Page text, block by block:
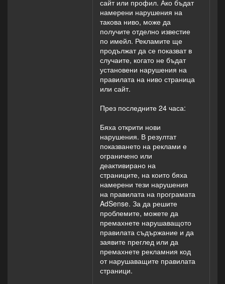
сайт или профил. Ако бъдат
намерени нарушения на
такова ниво, може да
получите отделно известие
по имейл. Рекламите ще
продължат да се показват в
случаите, когато не бъдат
установени нарушения на
правилата на ниво страница
или сайт.
През последните 24 часа:
Бяха открити нови
нарушения. В резултат
показването на реклами е
ограничено или
деактивирано на
страниците, на които бяха
намерени тези нарушения
на правилата на програмата
AdSense. За да решите
проблемите, можете да
премахнете нарушаващото
правилата съдържание и да
заявите преглед или да
премахнете рекламния код
от нарушаващите правилата
страници.